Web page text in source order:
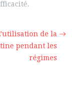
de la
pendant les
régimes